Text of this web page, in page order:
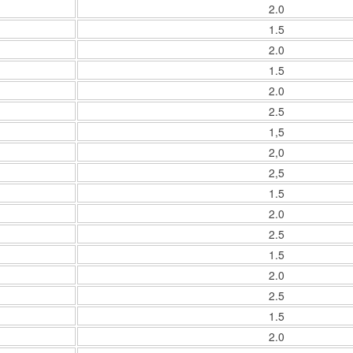
2.0
1.5
2.0
1.5
2.0
2.5
1,5
2,0
2,5
1.5
2.0
2.5
1.5
2.0
2.5
1.5
2.0